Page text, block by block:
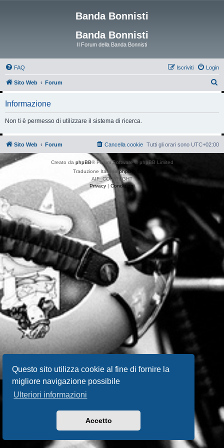
Questo sito utilizza cookie al fine di fornire la
migliore navigazione possibile
Ulteriori informazioni
Accetto
Banda Bonnisti
Banda Bonnisti
Il Forum della Banda Bonnisti
FAQ Login
Iscriviti
Sito Web Forum
Informazione
Non ti è permesso di utilizzare il sistema di ricerca.
Sito Web Forum Tutti gli orari sono UTC+02:00
Cancella cookie
Creato da phpBB® Forum Software © phpBB Limited
Traduzione ItalianaphpBB-Italia.it
AIF_COPYRIGHT
Privacy | Condizioni